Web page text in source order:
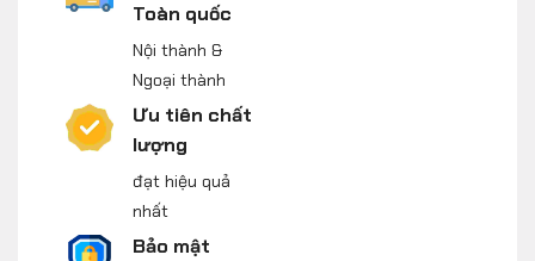
Toàn quốc
Nội thành &
Ngoại thành
Ưu tiên chất
lượng
đạt hiệu quả
nhất
Bảo mật